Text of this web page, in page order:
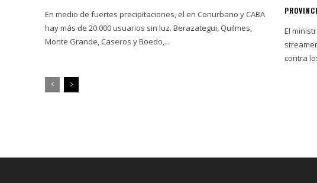
En medio de fuertes precipitaciones, el en Conurbano y CABA
hay más de 20.000 usuarios sin luz. Berazategui, Quilmes,
Monte Grande, Caseros y Boedo,...
El